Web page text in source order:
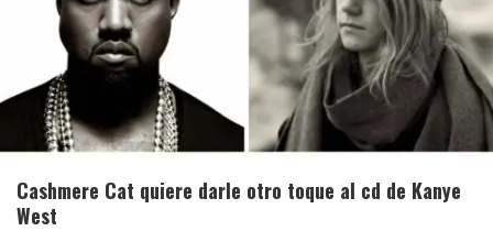
Cashmere Cat quiere darle otro toque al cd de Kanye
West